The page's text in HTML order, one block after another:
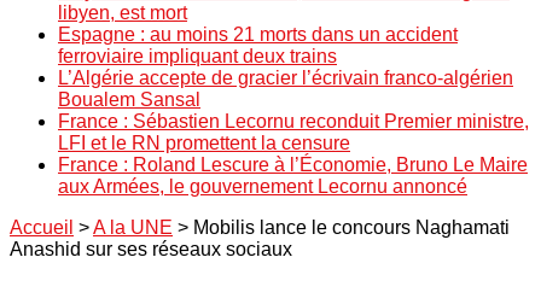
libyen, est mort
Espagne : au moins 21 morts dans un accident
ferroviaire impliquant deux trains
L’Algérie accepte de gracier l’écrivain franco-algérien
Boualem Sansal
France : Sébastien Lecornu reconduit Premier ministre,
LFI et le RN promettent la censure
France : Roland Lescure à l’Économie, Bruno Le Maire
aux Armées, le gouvernement Lecornu annoncé
Accueil >A la UNE > Mobilis lance le concours Naghamati
Anashid sur ses réseaux sociaux